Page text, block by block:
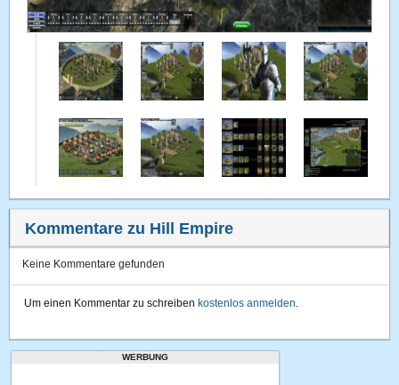
Kommentare zu Hill Empire
Keine Kommentare gefunden
Um einen Kommentar zu schreiben kostenlos anmelden.
WERBUNG